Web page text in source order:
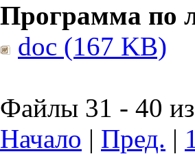
Программа по
doc (167 KB)
Файлы 31 - 40
Начало | Пред. | 1